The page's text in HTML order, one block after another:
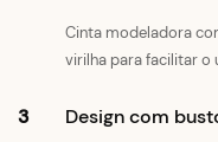
Cinta modeladora
virilha para facilitar o
3 Design com